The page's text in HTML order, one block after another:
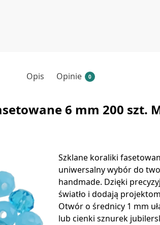
Opis Opinie 0
6 mm 200 szt.
Szklane koraliki
uniwersalny wybór do
handmade. Dzięki
światło i dodają
Otwór o średnicy 1 mm
lub cienki sznurek